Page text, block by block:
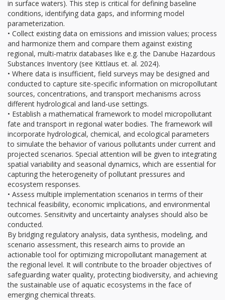
in surface waters). This step is critical for defining baseline
conditions, identifying data gaps, and informing model
parameterization.
• Collect existing data on emissions and imission values; process
and harmonize them and compare them against existing
regional, multi-matrix databases like e.g. the Danube Hazardous
Substances Inventory (see Kittlaus et. al. 2024).
• Where data is insufficient, field surveys may be designed and
conducted to capture site-specific information on micropollutant
sources, concentrations, and transport mechanisms across
different hydrological and land-use settings.
• Establish a mathematical framework to model micropollutant
fate and transport in regional water bodies. The framework will
incorporate hydrological, chemical, and ecological parameters
to simulate the behavior of various pollutants under current and
projected scenarios. Special attention will be given to integrating
spatial variability and seasonal dynamics, which are essential for
capturing the heterogeneity of pollutant pressures and
ecosystem responses.
• Assess multiple implementation scenarios in terms of their
technical feasibility, economic implications, and environmental
outcomes. Sensitivity and uncertainty analyses should also be
conducted.
By bridging regulatory analysis, data synthesis, modeling, and
scenario assessment, this research aims to provide an
actionable tool for optimizing micropollutant management at
the regional level. It will contribute to the broader objectives of
safeguarding water quality, protecting biodiversity, and achieving
the sustainable use of aquatic ecosystems in the face of
emerging chemical threats.